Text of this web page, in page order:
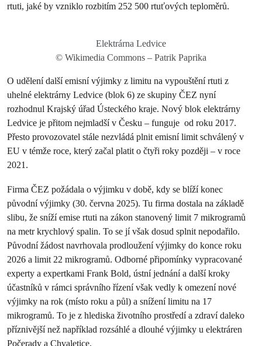
rtuti, jaké by vzniklo rozbitím 252 500 rtuťových teploměrů.
Elektrárna Ledvice
© Wikimedia Commons – Patrik Paprika
O udělení další emisní výjimky z limitu na vypouštění rtuti z
uhelné elektrárny Ledvice (blok 6) ze skupiny ČEZ nyní
rozhodnul Krajský úřad Ústeckého kraje. Nový blok elektrárny
Ledvice je přitom nejmladší v Česku – funguje od roku 2017.
Přesto provozovatel stále nezvládá plnit emisní limit schválený v
EU v témže roce, který začal platit o čtyři roky později – v roce
2021.
Firma ČEZ požádala o výjimku v době, kdy se blíží konec
původní výjimky (30. června 2025). Tu firma dostala na základě
slibu, že sníží emise rtuti na zákon stanovený limit 7 mikrogramů
na metr krychlový spalin. To se jí však dosud splnit nepodařilo.
Původní žádost navrhovala prodloužení výjimky do konce roku
2026 a limit 22 mikrogramů. Odborné připomínky vypracované
experty a expertkami Frank Bold, ústní jednání a další kroky
účastníků v rámci správního řízení však vedly k omezení nové
výjimky na rok (místo roku a půl) a snížení limitu na 17
mikrogramů. To je z hlediska životního prostředí a zdraví daleko
příznivější než například rozsáhlé a dlouhé výjimky u elektráren
Počerady a Chvaletice.